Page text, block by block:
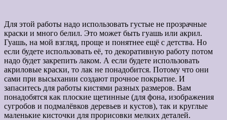
Для этой работы надо использовать густые не прозрачные
краски и много белил. Это может быть гуашь или акрил.
Гуашь, на мой взгляд, проще и понятнее ещё с детства. Но
если будете использовать её, то декоративную работу потом
надо будет закрепить лаком. А если будете использовать
акриловые краски, то лак не понадобится. Потому что они
сами при высыхании создают прочное покрытие. И
запаситесь для работы кистями разных размеров. Вам
понадобятся как плоские щетинные (для фона, изображения
сугробов и подмалёвков деревьев и кустов), так и круглые
маленькие кисточки для прорисовки мелких деталей.